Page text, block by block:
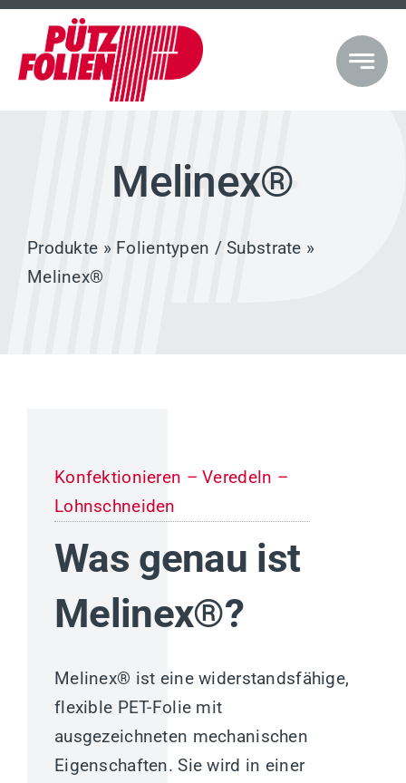
Inhalt
springen
Melinex®
Produkte » Folientypen / Substrate »
Melinex®
Konfektionieren – Veredeln –
Lohnschneiden
Was genau ist
Melinex®?
Melinex® ist eine widerstandsfähige,
flexible PET-Folie mit
ausgezeichneten mechanischen
Eigenschaften. Sie wird in einer